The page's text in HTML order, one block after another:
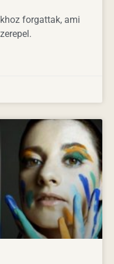
forgattak, ami